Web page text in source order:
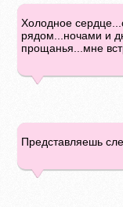
Холодное
рядом...ночами и
прощанья...мне
Представляешь